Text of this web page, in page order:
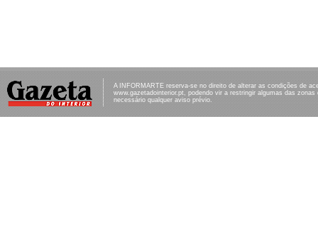
A INFORMARTE reserva-se no direito de alterar as condições de
www.gazetadointerior.pt, podendo vir a restringir algumas das
necessário qualquer aviso prévio.